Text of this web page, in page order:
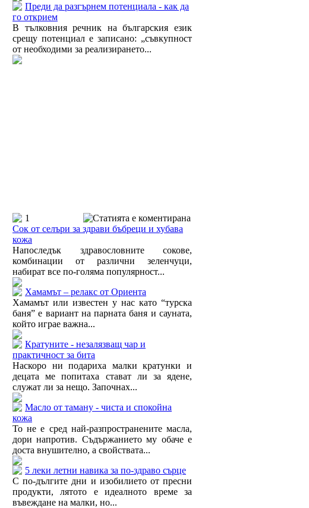
Преди да разгърнем потенциала - как да
го открием
В тълковния речник на българския език
срещу потенциал е записано: „съвкупност
от необходими за реализирането...
1
Сок от селъри за здрави бъбреци и хубава
кожа
Напоследък здравословните сокове,
комбинации от различни зеленчуци,
набират все по-голяма популярност...
Хамамът – релакс от Ориента
Хамамът или известен у нас като “турска
баня” е вариант на парната баня и сауната,
който играе важна...
Кратуните - незалязващ чар и
практичност за бита
Наскоро ни подариха малки кратунки и
децата ме попитаха стават ли за ядене,
служат ли за нещо. Започнах...
Масло от таману - чиста и спокойна
кожа
То не е сред най-разпространените масла,
дори напротив. Съдържанието му обаче е
доста внушително, а свойствата...
5 леки летни навика за по-здраво сърце
С по-дългите дни и изобилието от пресни
продукти, лятото е идеалното време за
въвеждане на малки, но...